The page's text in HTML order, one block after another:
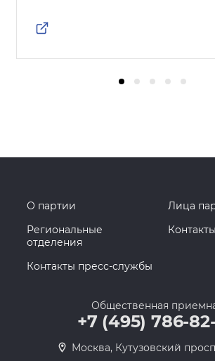
О партии
Лица
Региональные
отделения
Контакты пресс-службы
Общественная
+7 (495) 786-
Москва, Кутузовский